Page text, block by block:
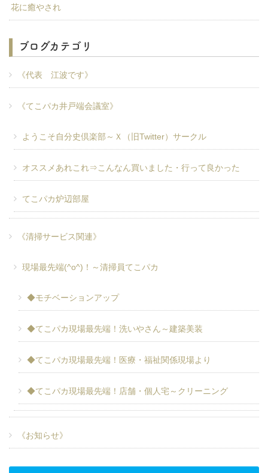
花に癒やされ
ブログカテゴリ
《代表 江波です》
《てこパカ井戸端会議室》
ようこそ自分史倶楽部～Ｘ（旧Twitter）サークル
オススメあれこれ⇒こんなん買いました・行って良かった
てこパカ炉辺部屋
《清掃サービス関連》
現場最先端(^o^)！～清掃員てこパカ
◆モチベーションアップ
◆てこパカ現場最先端！洗いやさん～建築美装
◆てこパカ現場最先端！医療・福祉関係現場より
◆てこパカ現場最先端！店舗・個人宅～クリーニング
《お知らせ》